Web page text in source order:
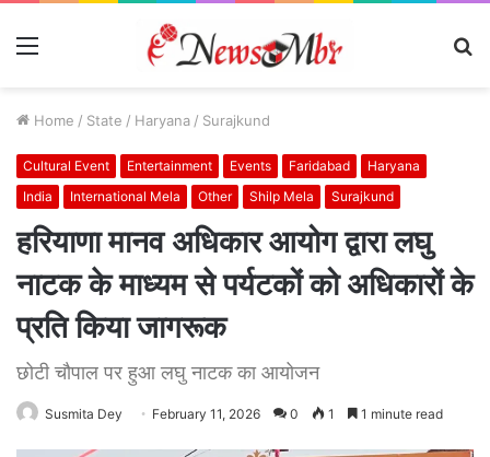
Menu
Home / State / Haryana / Surajkund
Cultural Event Entertainment Events Faridabad
Haryana
India
International Mela Other Shilp Mela Surajkund
हरियाणा मानव अधिकार आयोग द्वारा लघु
नाटक के माध्यम से पर्यटकों को अधिकारों के
प्रति किया जागरूक
छोटी चौपाल पर हुआ लघु नाटक का आयोजन
Susmita Dey February 11, 2026 0 1 1 minute read